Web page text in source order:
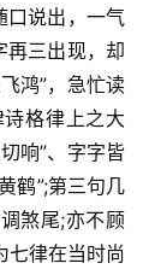
口说出，一气
再三出现，却
鸿”，急忙读
格律上之大
响”、字字皆
鹤”;第三句几
煞尾;亦不顾
七律在当时尚